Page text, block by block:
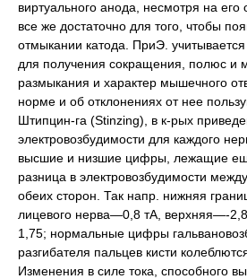
виртуального анода, несмотря на его
все же достаточно для того, чтобы
отмыкании катода. ПриЭ.
для получения сокращения, полюс и
размыкания и характер мышечного
норме и об отклонениях от нее
Штипцин-га (Stinzing), в к-рых
электровозбудимости для каждого
высшие и низшие цифры, лежащие
разница в электровозбудимости
обеих сторон. Так напр. нижняя
лицевого нерва—0,8 тА, верхняя—-
1,75; нормальные цифры
разгибателя пальцев кисти
Изменения в силе тока, способного